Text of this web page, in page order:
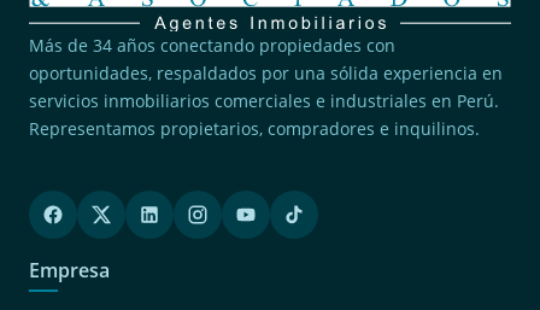
Más de 34 años conectando propiedades con
oportunidades, respaldados por una sólida experiencia en
servicios inmobiliarios comerciales e industriales en Perú.
Representamos propietarios, compradores e inquilinos.
Empresa